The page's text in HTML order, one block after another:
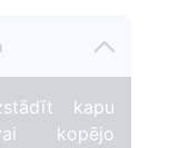
kapu
kopējo